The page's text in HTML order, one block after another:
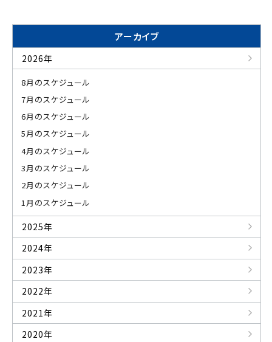
アーカイブ
2026年
8月のスケジュール
7月のスケジュール
6月のスケジュール
5月のスケジュール
4月のスケジュール
3月のスケジュール
2月のスケジュール
1月のスケジュール
2025年
2024年
2023年
2022年
2021年
2020年